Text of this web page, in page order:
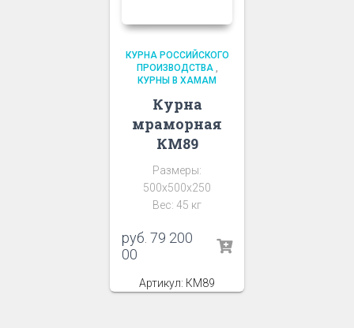
КУРНА РОССИЙСКОГО
ПРОИЗВОДСТВА,
КУРНЫ В ХАМАМ
Курна
мраморная
КМ89
Размеры:
500х500х250
Вес: 45 кг
руб. 79 200
00
Артикул: КМ89